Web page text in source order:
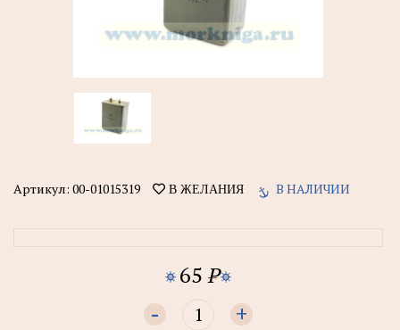
Артикул: 00-01015319 В ЖЕЛАНИЯ В НАЛИЧИИ
65 P
- +